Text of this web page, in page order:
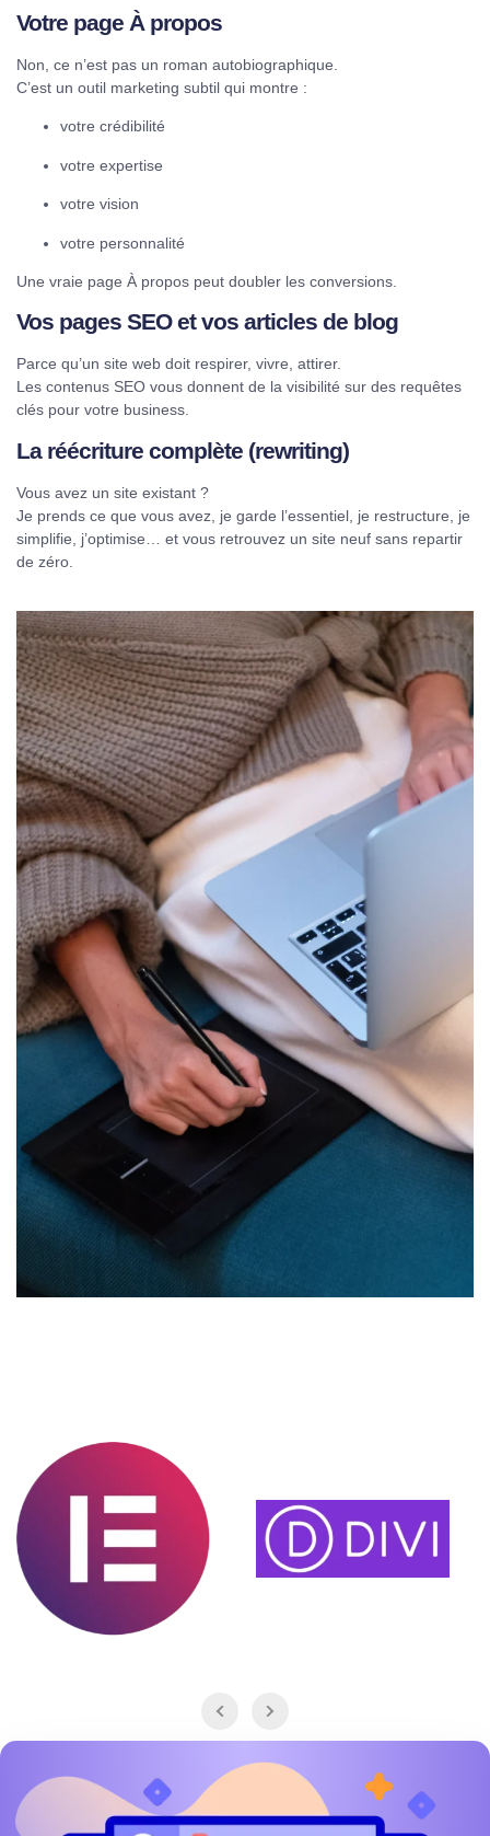
Votre page À propos
Non, ce n’est pas un roman autobiographique.
C’est un outil marketing subtil qui montre :
votre crédibilité
votre expertise
votre vision
votre personnalité
Une vraie page À propos peut doubler les conversions.
Vos pages SEO et vos articles de blog
Parce qu’un site web doit respirer, vivre, attirer.
Les contenus SEO vous donnent de la visibilité sur des requêtes
clés pour votre business.
La réécriture complète (rewriting)
Vous avez un site existant ?
Je prends ce que vous avez, je garde l’essentiel, je restructure, je
simplifie, j’optimise… et vous retrouvez un site neuf sans repartir
de zéro.